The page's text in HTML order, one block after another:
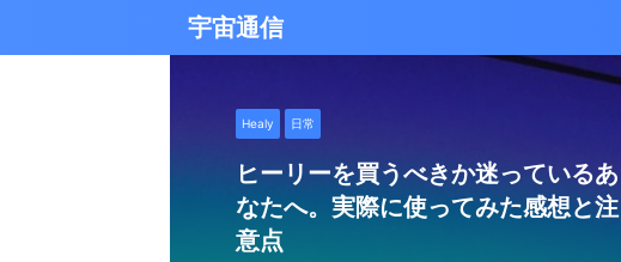
宇宙通信
日常 津留晃一
雨の日の恵み：心に降る静かな癒し
雨の音を聞いたことはありますか？ 窓ガラスを叩
く優しい音、屋根を打つリズミカルな音、 そして
バシャール
就職は人生の終着駅じゃない！自分
らしい道を見つける方法
激しい花粉と黄砂の季節に考えたこと・・・ 今年
Healy 日常
ヒーリーを買うべきか迷っているあ
なたへ。実際に使ってみた感想と注
意点
バシャール
エネルギーの法則 〜最近どハマり
していました〜
最近、めちゃくちゃYouTubeやSNSを見ていたの
日常
現実を変える
最近疲れ気味です。 というのも、現実とは何か？
結構悩むんですよね。 自分の理想の姿を考える
日常
今、ここにいること
２０２５年あけましておめでとうございます。 今
年もよろしくお願い致します。 とはいえ、近年お
Healy 日常
もしかしてだけどHealy（量子波動
調整器）のせいなの？
ちょっと前に 最近ヒーリー（Healy）つかってない
日常
iPad 第10世代買いました
アマゾンのブラックフライデー Ipadが安くなって
いましたね。 ということで第１０世代（無印）購
Healy 日常
久し振りにHealy（ヒーリー）量子
波動調整器について
久しぶりにHealy（ヒーリー）量子波動調整器につ
日常
大谷さんの通訳、水原さんの解雇に
思う
ちょっとびっくりしました。 多分今、かなり有名